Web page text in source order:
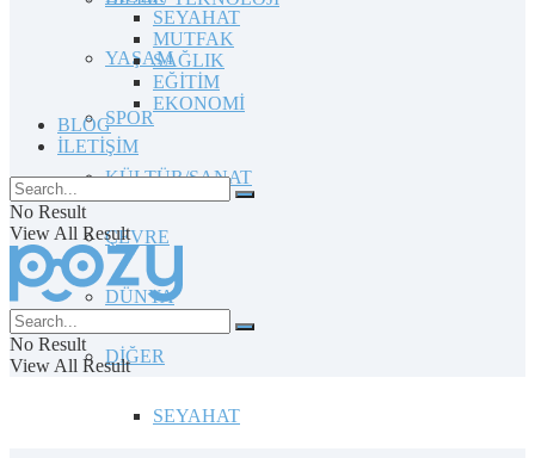
YAŞAM
SPOR
KÜLTÜR/SANAT
ÇEVRE
DÜNYA
DİĞER
SEYAHAT
SEYAHAT
MUTFAK
SAĞLIK
EĞİTİM
EKONOMİ
BLOG
İLETİŞİM
No Result
View All Result
No Result
View All Result